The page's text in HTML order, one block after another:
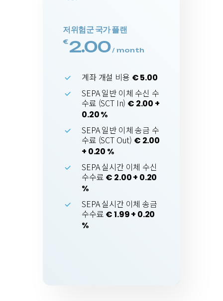
저위험군 국가 플랜
€ 2.00 / month
계좌 개설 비용 € 5.00
SEPA 일반 이체 수신 수
수료 (SCT In) € 2.00 +
0.20 %
SEPA 일반 이체 송금 수
수료 (SCT Out) € 2.00
+ 0.20 %
SEPA 실시간 이체 수신
수수료 € 2.00 + 0.20
%
SEPA 실시간 이체 송금
수수료 € 1.99 + 0.20
%